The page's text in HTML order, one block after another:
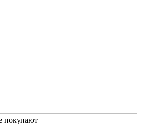
покупают